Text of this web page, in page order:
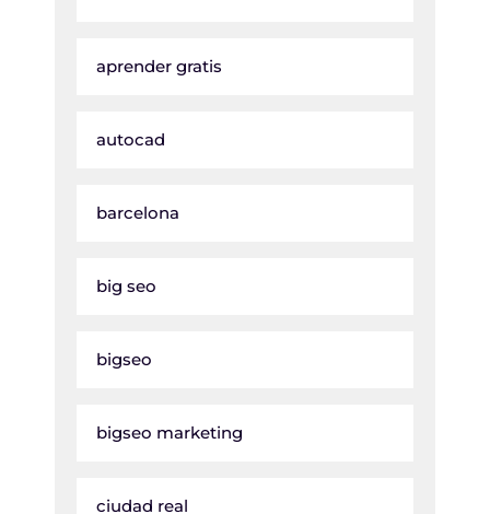
aprender gratis
autocad
barcelona
big seo
bigseo
bigseo marketing
ciudad real